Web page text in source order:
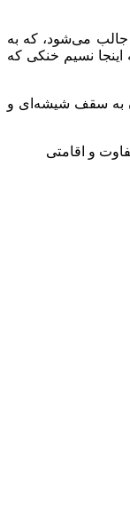
جالب می‌شود، که به
نسیم خنکی که
به سقف شیشه‌ای و
و اقامتی